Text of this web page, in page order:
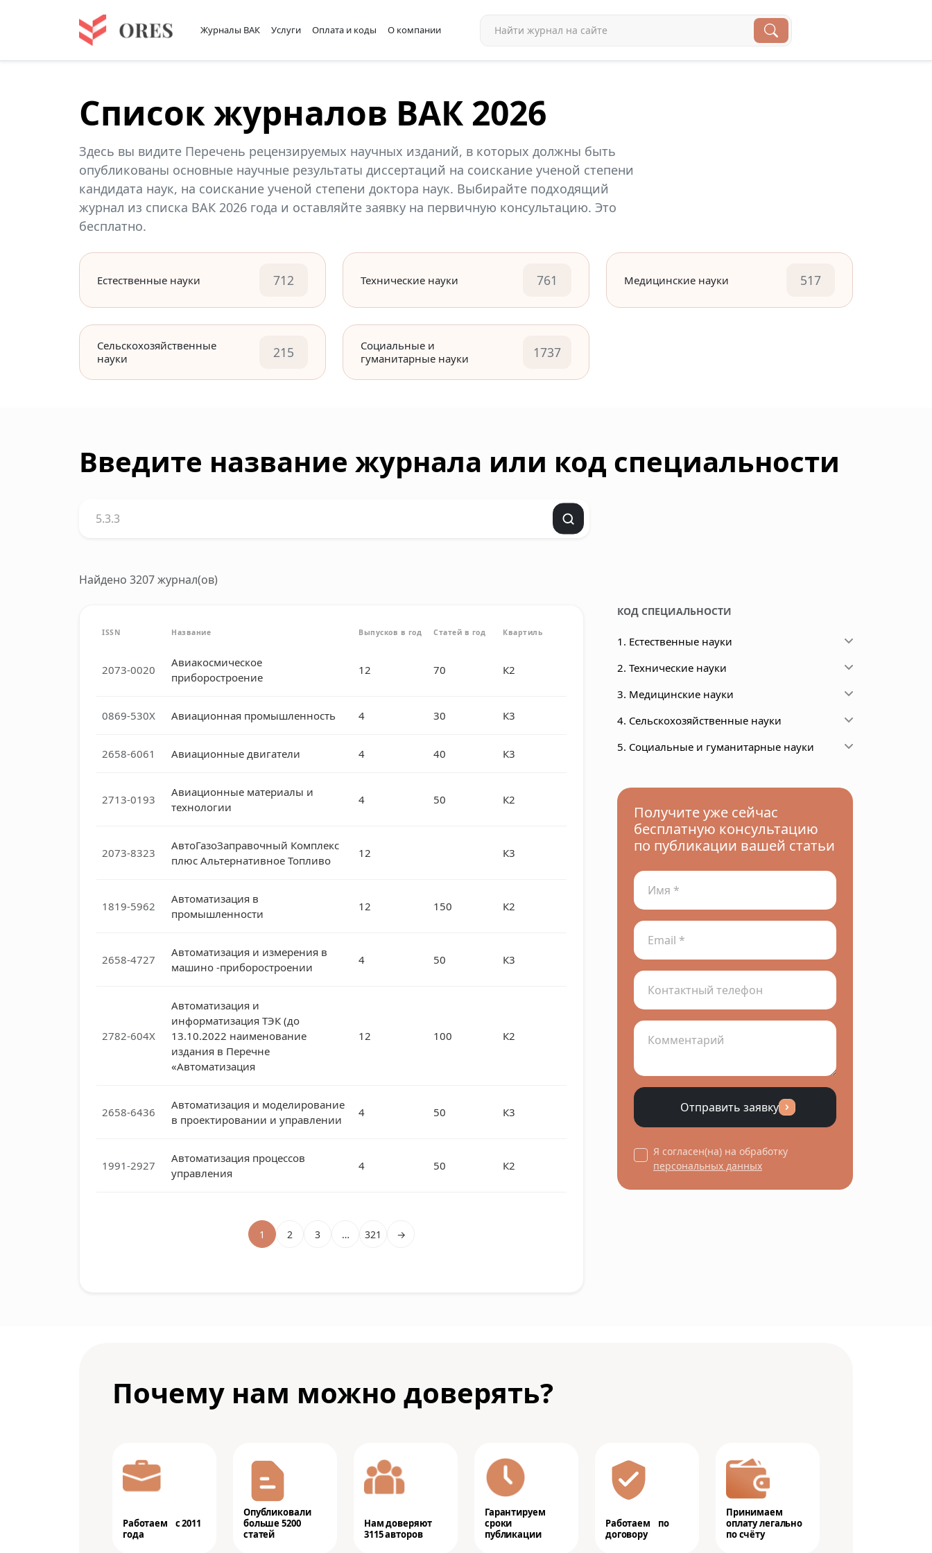
Журналы ВАК Услуги Оплата и коды О компании
Список журналов ВАК 2026
Здесь вы видите Перечень рецензируемых научных изданий, в которых должны быть
опубликованы основные научные результаты диссертаций на соискание ученой степени
кандидата наук, на соискание ученой степени доктора наук. Выбирайте подходящий
журнал из списка ВАК 2026 года и оставляйте заявку на первичную консультацию. Это
бесплатно.
Естественные науки 712 Технические науки 761 Медицинские науки 517
Сельскохозяйственные
науки
215
Социальные и
гуманитарные науки
1737
Введите название журнала или код специальности
Найдено 3207 журнал(ов)
ISSN Название Выпусков в год Статей в год Квартиль
2073-0020
Авиакосмическое
приборостроение
12 70 К2
0869-530X Авиационная промышленность 4 30 К3
2658-6061 Авиационные двигатели 4 40 К3
2713-0193
Авиационные материалы и
технологии
4 50 К2
2073-8323
АвтоГазоЗаправочный Комплекс
плюс Альтернативное Топливо
12 К3
1819-5962
Автоматизация в
промышленности
12 150 К2
2658-4727
Автоматизация и измерения в
машино -приборостроении
4 50 К3
2782-604X
Автоматизация и
информатизация ТЭК (до
13.10.2022 наименование
издания в Перечне
«Автоматизация
12 100 К2
2658-6436
Автоматизация и моделирование
в проектировании и управлении
4 50 К3
1991-2927
Автоматизация процессов
управления
4 50 К2
1 2 3 … 321 →
КОД СПЕЦИАЛЬНОСТИ
1. Естественные науки
2. Технические науки
3. Медицинские науки
4. Сельскохозяйственные науки
5. Социальные и гуманитарные науки
Получите уже сейчас
бесплатную консультацию
по публикации вашей статьи
Отправить заявку
Я согласен(на) на обработку
персональных данных
Почему нам можно доверять?
Работаем с 2011
года
Опубликовали
больше 5200
статей
Нам доверяют
3115 авторов
Гарантируем
сроки
публикации
Работаем по
договору
Принимаем
оплату легально
по счёту